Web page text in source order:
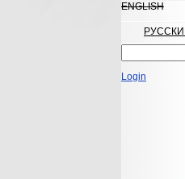
ENGLISH
Форма
Login